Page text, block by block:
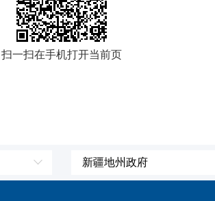
扫一扫在手机打开当前页
新疆地州政府